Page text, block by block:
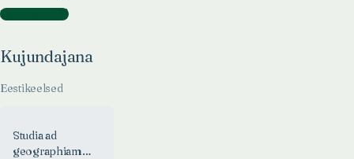
Kujundajana )
Kujundajana
Eestikeelsed
Studia ad
geographiam